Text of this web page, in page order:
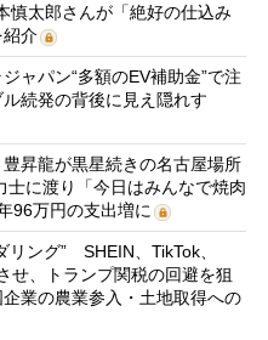
太郎さんが「絶好の仕込み
紹介
ャパン“多額のEV補助金”で注
続発の背後に見え隠れす
昇龍が黒星続きの名古屋場所
に渡り「今日はみんなで焼肉
96万円の支出増に
リング” SHEIN、TikTok、
、トランプ関税の回避を狙
業の農業参入・土地取得への